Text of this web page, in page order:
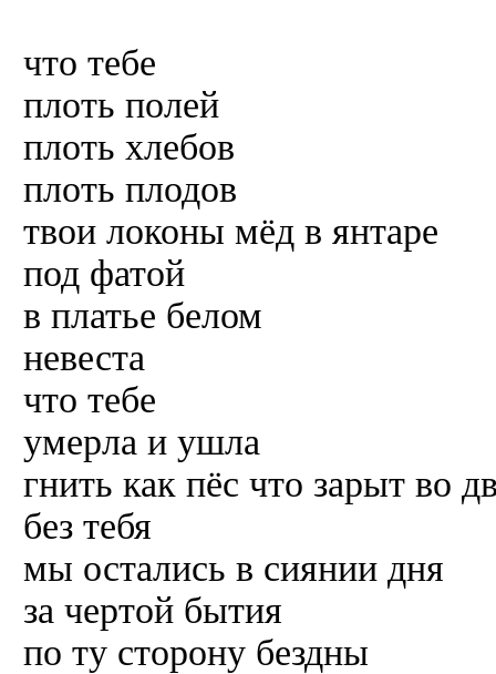
что тебе
плоть полей
плоть хлебов
плоть плодов
твои локоны мёд в янтаре
под фатой
в платье белом
невеста
что тебе
умерла и ушла
гнить как пёс что зарыт во
без тебя
мы остались в сиянии дня
за чертой бытия
по ту сторону бездны